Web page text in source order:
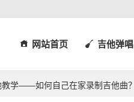
网站首页 吉他弹唱
教学——如何自己在家录制吉他曲？